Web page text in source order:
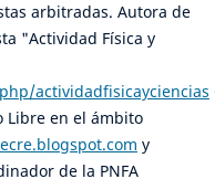
arbitradas. Autora de
"Actividad Física y
actividadfisicayciencias
Libre en el ámbito
y
de la PNFA